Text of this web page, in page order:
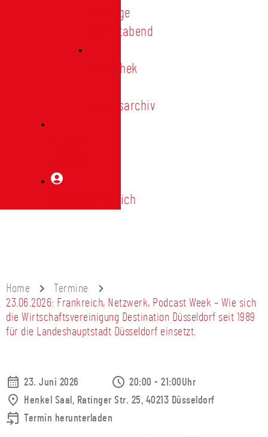
Vorträge
Heimatabend
Bibliothek
Vereinsarchiv
Mitgliederbereich
Home
Termine
23.06.2026: Frankreich, Netzwerk, Podcast Week – Wie sich
die Wirtschaftsvereinigung Destination Düsseldorf seit 1989
für die Landeshauptstadt Düsseldorf einsetzt.
23. Juni 2026
20:00 - 21:00Uhr
Henkel Saal, Ratinger Str. 25, 40213 Düsseldorf
Termin herunterladen